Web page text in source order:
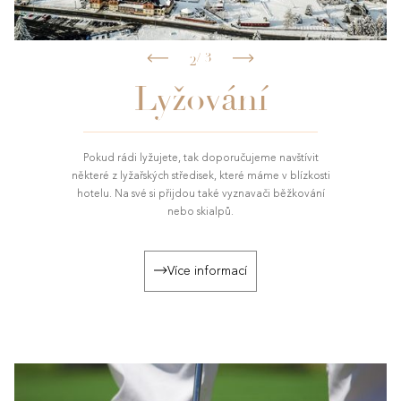
Lyžování
Pokud rádi lyžujete, tak doporučujeme navštívit
některé z lyžařských středisek, které máme v blízkosti
hotelu. Na své si přijdou také vyznavači běžkování
nebo skialpů.
Více informací
1
2
3/ 3